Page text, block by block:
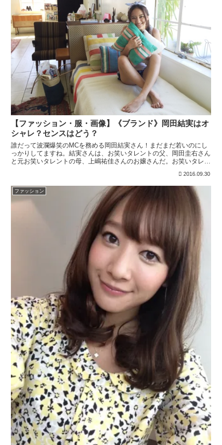
【ファッション・服・画像】《ブランド》岡田結実はオ
シャレ？センスはどう？
誰だって波瀾爆笑のMCを務める岡田結実さん！まだまだ若いのにし
っかりしてますね。結実さんは、お笑いタレントの父、岡田圭右さん
と元お笑いタレントの母、上嶋祐佳さんのお嬢さんだ。お笑いタレン
2016.09.30
ファッション